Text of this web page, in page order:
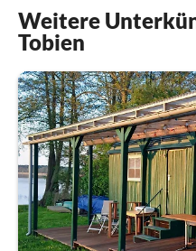
Weitere
Tobien